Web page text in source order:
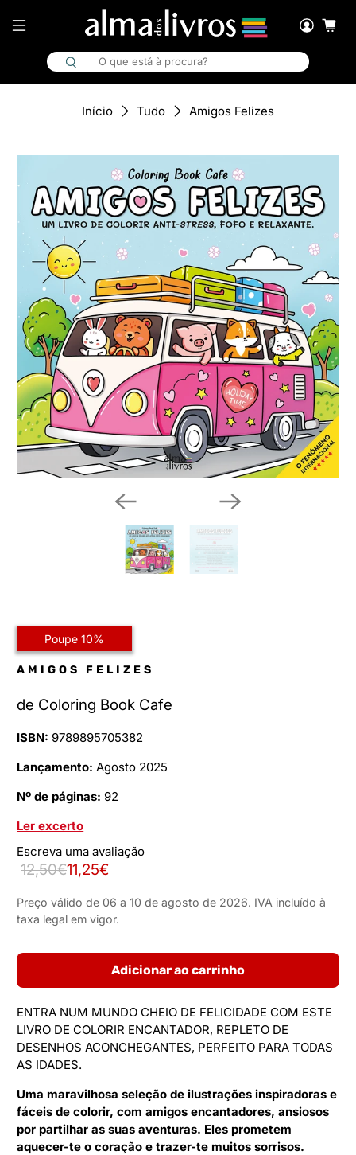
Início Tudo Amigos Felizes
Poupe 10%
AMIGOS FELIZES
de Coloring Book Cafe
ISBN: 9789895705382
Lançamento: Agosto 2025
Nº de páginas: 92
Ler excerto
Escreva uma avaliação
11,25€
12,50€
Preço válido de 06 a 10 de agosto de 2026. IVA incluído à
taxa legal em vigor.
Adicionar ao carrinho
ENTRA NUM MUNDO CHEIO DE FELICIDADE COM ESTE
LIVRO DE COLORIR ENCANTADOR, REPLETO DE
DESENHOS ACONCHEGANTES, PERFEITO PARA TODAS
AS IDADES.
Uma maravilhosa seleção de ilustrações inspiradoras e
fáceis de colorir, com amigos encantadores, ansiosos
por partilhar as suas aventuras. Eles prometem
aquecer-te o coração e trazer-te muitos sorrisos.